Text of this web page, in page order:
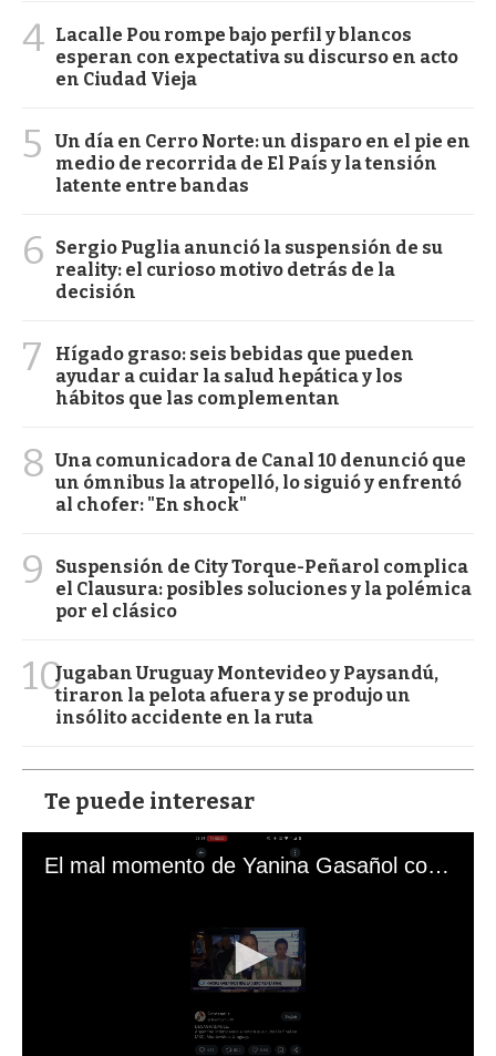
4 Lacalle Pou rompe bajo perfil y blancos
esperan con expectativa su discurso en acto
en Ciudad Vieja
5
Un día en Cerro Norte: un disparo en el pie en
medio de recorrida de El País y la tensión
latente entre bandas
6
Sergio Puglia anunció la suspensión de su
reality: el curioso motivo detrás de la
decisión
7
Hígado graso: seis bebidas que pueden
ayudar a cuidar la salud hepática y los
hábitos que las complementan
8 Una comunicadora de Canal 10 denunció que
un ómnibus la atropelló, lo siguió y enfrentó
al chofer: "En shock"
9
Suspensión de City Torque-Peñarol complica
el Clausura: posibles soluciones y la polémica
por el clásico
10Jugaban Uruguay Montevideo y Paysandú,
tiraron la pelota afuera y se produjo un
insólito accidente en la ruta
Te puede interesar
El mal momento de Yanina Gasañol con un hincha argentino en "Subrayado"